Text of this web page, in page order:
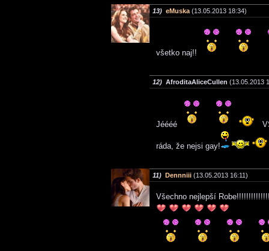
13) eMuska (13.05.2013 18:34)
všetko naj!!
12) AfroditaAliceCullen (13.05.2013
Jéééé
ráda, že nejsi gay!
11) Dennniii (13.05.2013 16:11)
Všechno nejlepší